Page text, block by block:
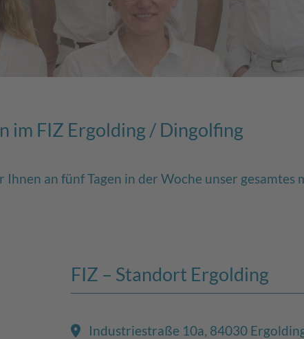
im FIZ Ergolding / Dingolfing
an fünf Tagen in der Woche unser gesamtes
FIZ – Standort Ergolding
Industriestraße 10a, 84030